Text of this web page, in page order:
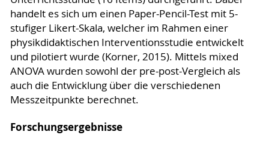
handelt es sich um einen Paper-Pencil-Test mit 5-
stufiger Likert-Skala, welcher im Rahmen einer
physikdidaktischen Interventionsstudie entwickelt
und pilotiert wurde (Korner, 2015). Mittels mixed
ANOVA wurden sowohl der pre-post-Vergleich als
auch die Entwicklung über die verschiedenen
Messzeitpunkte berechnet.
Forschungsergebnisse